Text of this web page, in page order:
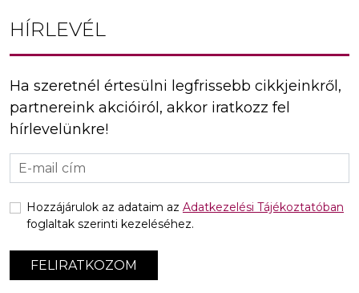
HÍRLEVÉL
Ha szeretnél értesülni legfrissebb cikkjeinkről,
partnereink akcióiról, akkor iratkozz fel
hírlevelünkre!
FELIRATKOZOM
Hozzájárulok az adataim az Adatkezelési Tájékoztatóban
foglaltak szerinti kezeléséhez.